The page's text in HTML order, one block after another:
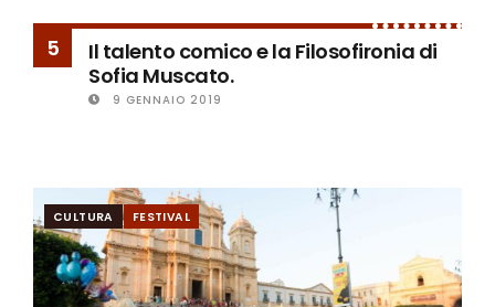
5
Il talento comico e la Filosofironia di
Sofia Muscato.
9 GENNAIO 2019
CULTURA FESTIVAL